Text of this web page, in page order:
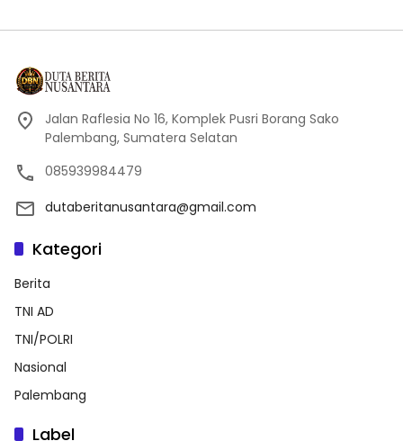
Jalan Raflesia No 16, Komplek Pusri Borang Sako
Palembang, Sumatera Selatan
085939984479
dutaberitanusantara@gmail.com
Kategori
Berita
TNI AD
TNI/POLRI
Nasional
Palembang
Label